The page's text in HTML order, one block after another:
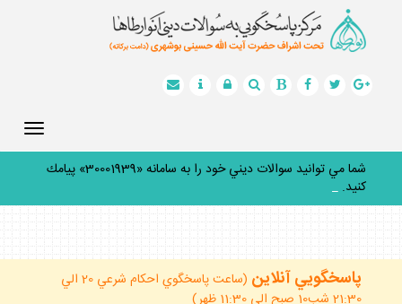
شما مي توانيد سوالات ديني خود را به سامانه «30001939» پيامك
كنيد. _
پاسخگويي آنلاين
(ساعت پاسخگوي احكام شرعي 20 الي
21:30 شب10 صبح الي 11:30 ظهر)